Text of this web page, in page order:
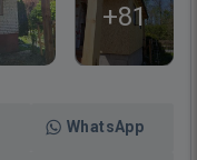
+81
WhatsApp